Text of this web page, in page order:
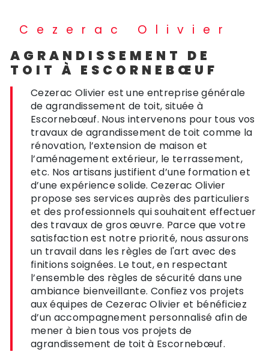
Cezerac Olivier
AGRANDISSEMENT DE
TOIT À ESCORNEBŒUF
Cezerac Olivier est une entreprise générale
de agrandissement de toit, située à
Escornebœuf. Nous intervenons pour tous vos
travaux de agrandissement de toit comme la
rénovation, l’extension de maison et
l’aménagement extérieur, le terrassement,
etc. Nos artisans justifient d’une formation et
d’une expérience solide. Cezerac Olivier
propose ses services auprès des particuliers
et des professionnels qui souhaitent effectuer
des travaux de gros œuvre. Parce que votre
satisfaction est notre priorité, nous assurons
un travail dans les règles de l'art avec des
finitions soignées. Le tout, en respectant
l’ensemble des règles de sécurité dans une
ambiance bienveillante. Confiez vos projets
aux équipes de Cezerac Olivier et bénéficiez
d’un accompagnement personnalisé afin de
mener à bien tous vos projets de
agrandissement de toit à Escornebœuf.